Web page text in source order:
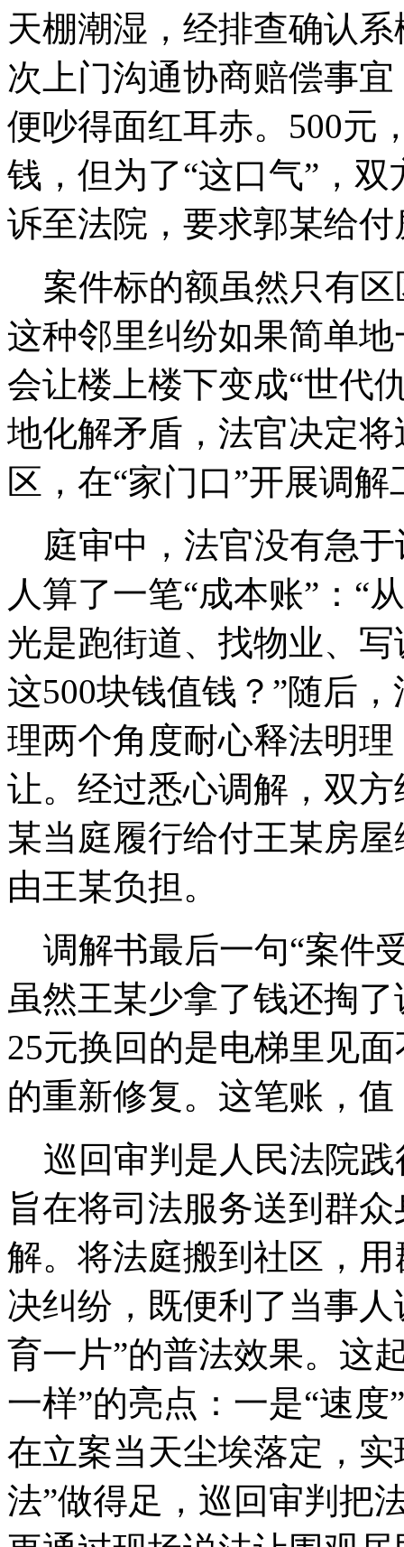
天棚潮湿，经排查确认
次上门沟通协商赔偿事
便吵得面红耳赤。500元
钱，但为了“这口气”，
诉至法院，要求郭某给
案件标的额虽然只有区
这种邻里纠纷如果简单
会让楼上楼下变成“世代
地化解矛盾，法官决定
区，在“家门口”开展调解
庭审中，法官没有急于
人算了一笔“成本账”：“
光是跑街道、找物业、
这500块钱值钱？”随后
理两个角度耐心释法明
让。经过悉心调解，双
某当庭履行给付王某房
由王某负担。
调解书最后一句“案件
虽然王某少拿了钱还掏
25元换回的是电梯里见
的重新修复。这笔账，值
巡回审判是人民法院践
旨在将司法服务送到群
解。将法庭搬到社区，
决纠纷，既便利了当事
育一片”的普法效果。这
一样”的亮点：一是“速
在立案当天尘埃落定，
法”做得足，巡回审判把